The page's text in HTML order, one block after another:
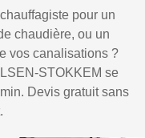
pour un
chaudière, ou un
vos canalisations ?
STOKKEM se
Devis gratuit sans